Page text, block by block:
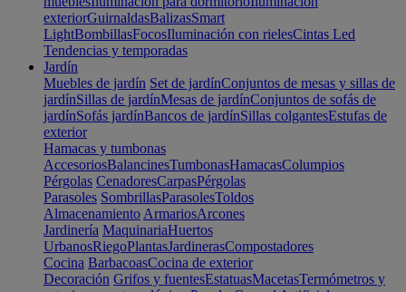
exteriorGuirnaldasBalizasSmart
LightBombillasFocosIluminación con rielesCintas Led
Tendencias y temporadas
Jardín
Muebles de jardín Set de jardínConjuntos de mesas y sillas de
jardínSillas de jardínMesas de jardínConjuntos de sofás de
jardínSofás jardínBancos de jardínSillas colgantesEstufas de
exterior
Hamacas y tumbonas
AccesoriosBalancinesTumbonasHamacasColumpios
Pérgolas CenadoresCarpasPérgolas
Parasoles SombrillasParasolesToldos
Almacenamiento ArmariosArcones
Jardinería MaquinariaHuertos
UrbanosRiegoPlantasJardinerasCompostadores
Cocina BarbacoasCocina de exterior
Decoración Grifos y fuentesEstatuasMacetasTermómetros y